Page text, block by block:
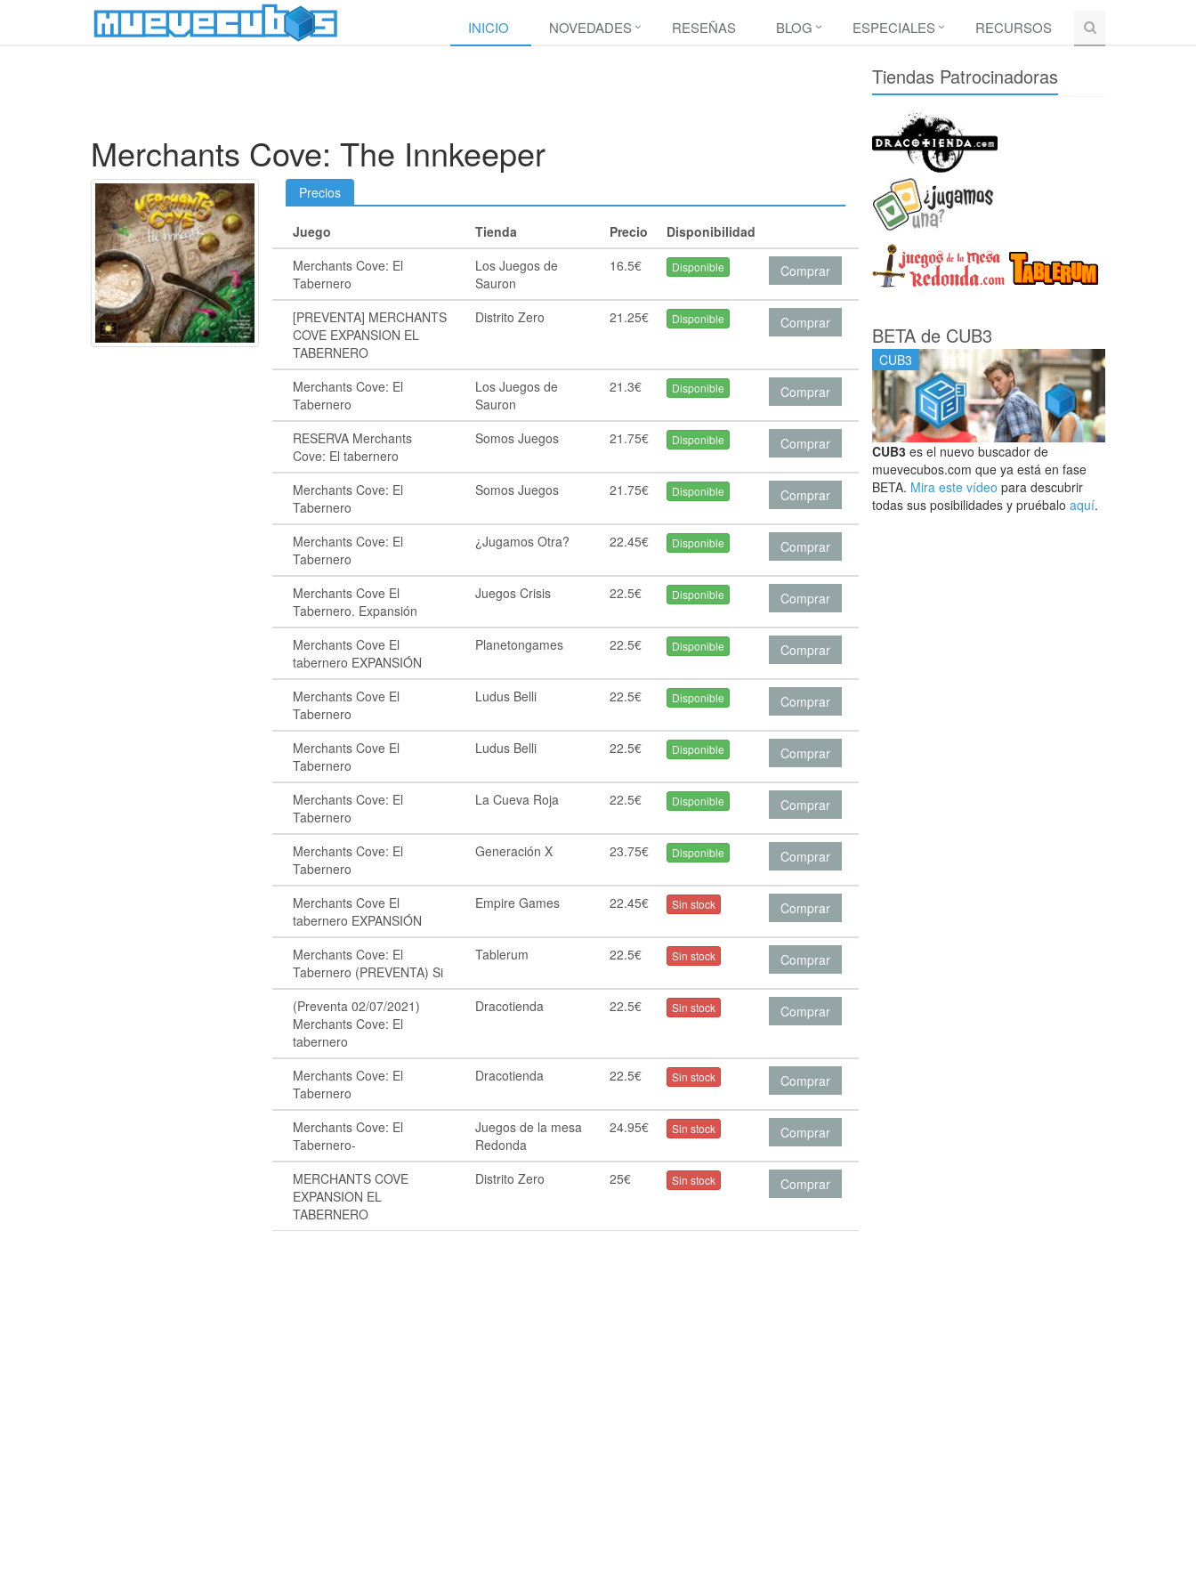
INICIO NOVEDADES RESEÑAS BLOG ESPECIALES RECURSOS
Merchants Cove: The Innkeeper
Precios
Juego Tienda Precio
Disponibilidad
Merchants Cove: El
Tabernero
Los Juegos de
Sauron
16.5€ Disponible Comprar
[PREVENTA] MERCHANTS
COVE EXPANSION EL
TABERNERO
Distrito Zero 21.25€ Disponible Comprar
Merchants Cove: El
Tabernero
Los Juegos de
Sauron
21.3€ Disponible Comprar
RESERVA Merchants
Cove: El tabernero
Somos Juegos 21.75€ Disponible Comprar
Merchants Cove: El
Tabernero
Somos Juegos 21.75€ Disponible Comprar
Merchants Cove: El
Tabernero
¿Jugamos Otra? 22.45€ Disponible Comprar
Merchants Cove El
Tabernero. Expansión
Juegos Crisis 22.5€ Disponible Comprar
Merchants Cove El
tabernero EXPANSIÓN
Planetongames 22.5€ Disponible Comprar
Merchants Cove El
Tabernero
Ludus Belli 22.5€ Disponible Comprar
Merchants Cove El
Tabernero
Ludus Belli 22.5€ Disponible Comprar
Merchants Cove: El
Tabernero
La Cueva Roja 22.5€ Disponible Comprar
Merchants Cove: El
Tabernero
Generación X 23.75€ Disponible Comprar
Merchants Cove El
tabernero EXPANSIÓN
Empire Games 22.45€ Sin stock Comprar
Merchants Cove: El
Tabernero (PREVENTA) Si
Tablerum 22.5€ Sin stock Comprar
(Preventa 02/07/2021)
Merchants Cove: El
tabernero
Dracotienda 22.5€ Sin stock Comprar
Merchants Cove: El
Tabernero
Dracotienda 22.5€ Sin stock Comprar
Merchants Cove: El
Tabernero-
Juegos de la mesa
Redonda
24.95€ Sin stock Comprar
MERCHANTS COVE
EXPANSION EL
TABERNERO
Distrito Zero 25€ Sin stock Comprar
Tiendas Patrocinadoras
BETA de CUB3
CUB3
CUB3es el nuevo buscador de
muevecubos.com que ya está en fase
BETA. Mira este vídeo para descubrir
todas sus posibilidades y pruébalo aquí.